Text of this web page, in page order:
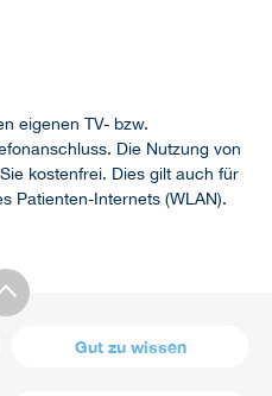
eigenen TV- bzw.
Die Nutzung von
kostenfrei. Dies gilt auch für
Patienten-Internets (WLAN).
Gut zu wissen